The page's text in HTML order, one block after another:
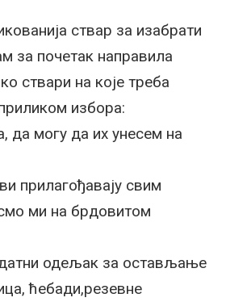
ствар за изабрати
за почетак направила
ствари на које треба
избора:
да могу да их унесем на
прилагођавају свим
ми на брдовитом
одељак за остављање
ћебади,резевне